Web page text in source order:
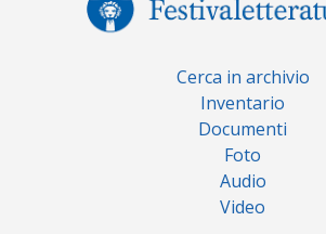
Cerca in archivio
Inventario
Documenti
Foto
Audio
Video